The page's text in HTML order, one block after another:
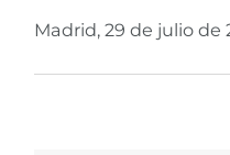
Madrid, 29 de julio de